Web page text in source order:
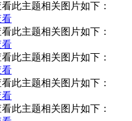
此主题相关图片如下：
此主题相关图片如下：
此主题相关图片如下：
此主题相关图片如下：
此主题相关图片如下：